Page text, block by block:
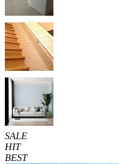
SALE
HIT
BEST